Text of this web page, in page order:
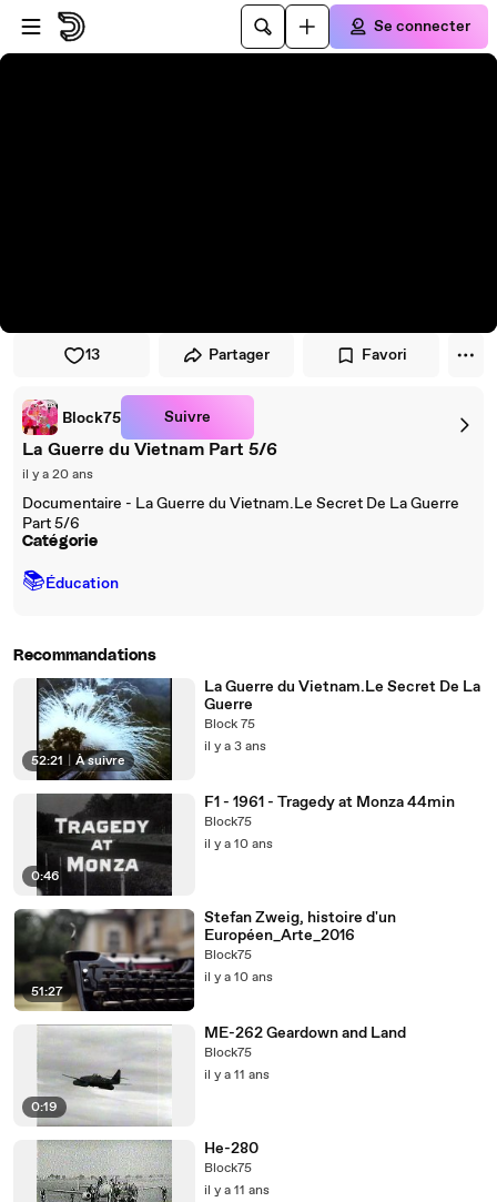
Passer au player
Passer au contenu principal
Se connecter
13 Partager Favori
Block75 Suivre
La Guerre du Vietnam Part 5/6
il y a 20 ans
Documentaire - La Guerre du Vietnam.Le Secret De La Guerre
Part 5/6
Catégorie
📚Éducation
Recommandations
52:21 À suivre
La Guerre du Vietnam.Le Secret De La
Guerre
Block 75
il y a 3 ans
0:46
F1 - 1961 - Tragedy at Monza 44min
Block75
il y a 10 ans
51:27
Stefan Zweig, histoire d'un
Européen_Arte_2016
Block75
il y a 10 ans
0:19
ME-262 Geardown and Land
Block75
il y a 11 ans
He-280
Block75
il y a 11 ans